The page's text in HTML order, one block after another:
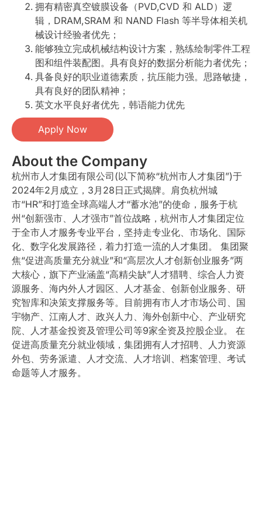
拥有精密真空镀膜设备（PVD,CVD 和 ALD）逻
辑，DRAM,SRAM 和 NAND Flash 等半导体相关机
械设计经验者优先；
能够独立完成机械结构设计方案，熟练绘制零件工程
图和组件装配图。具有良好的数据分析能力者优先；
具备良好的职业道德素质，抗压能力强。思路敏捷，
具有良好的团队精神；
英文水平良好者优先，韩语能力优先
Apply Now
About the Company
杭州市人才集团有限公司(以下简称“杭州市人才集团”)于
2024年2月成立，3月28日正式揭牌。肩负杭州城
市“HR”和打造全球高端人才“蓄水池”的使命，服务于杭
州“创新强市、人才强市”首位战略，杭州市人才集团定位
于全市人才服务专业平台，坚持走专业化、市场化、国际
化、数字化发展路径，着力打造一流的人才集团。 集团聚
焦“促进高质量充分就业”和“高层次人才创新创业服务”两
大核心，旗下产业涵盖“高精尖缺”人才猎聘、综合人力资
源服务、海内外人才园区、人才基金、创新创业服务、研
究智库和决策支撑服务等。目前拥有市人才市场公司、国
宇物产、江南人才、政兴人力、海外创新中心、产业研究
院、人才基金投资及管理公司等9家全资及控股企业。 在
促进高质量充分就业领域，集团拥有人才招聘、人力资源
外包、劳务派遣、人才交流、人才培训、档案管理、考试
命题等人才服务。